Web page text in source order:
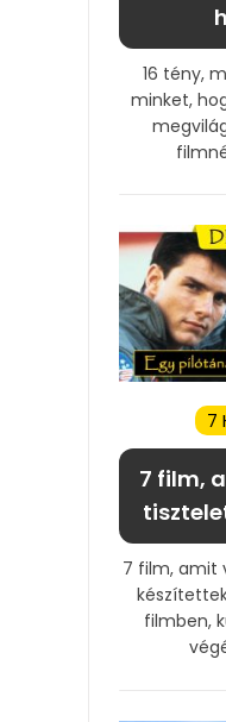
16 tény,
minket,
7
7 film,
7 film, amit
filmben,